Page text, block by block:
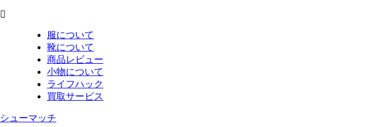
服について
靴について
商品レビュー
小物について
ライフハック
買取サービス
シューマッチ